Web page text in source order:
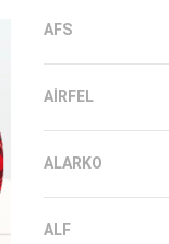
AFS
AIRFEL
ALARKO
ALF